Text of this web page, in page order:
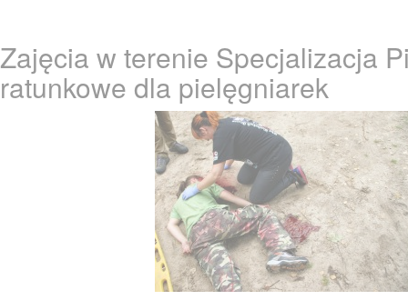
Zajęcia w terenie Specjalizacja
ratunkowe dla pielęgniarek